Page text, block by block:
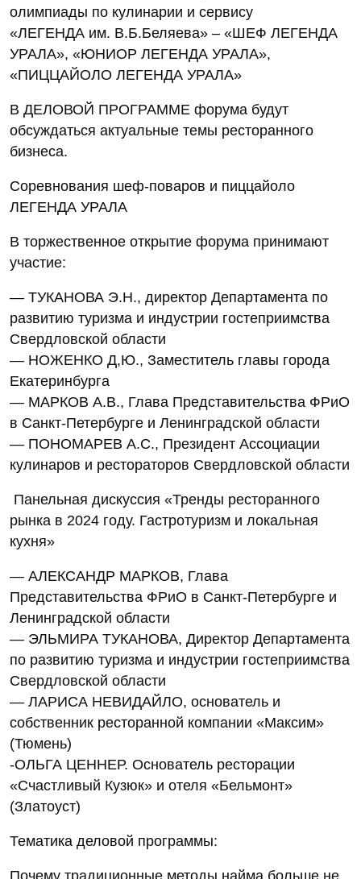
олимпиады по кулинарии и сервису
«ЛЕГЕНДА им. В.Б.Беляева» – «ШЕФ ЛЕГЕНДА
УРАЛА», «ЮНИОР ЛЕГЕНДА УРАЛА»,
«ПИЦЦАЙОЛО ЛЕГЕНДА УРАЛА»
В ДЕЛОВОЙ ПРОГРАММЕ форума будут
обсуждаться актуальные темы ресторанного
бизнеса.
Соревнования шеф-поваров и пиццайоло
ЛЕГЕНДА УРАЛА
В торжественное открытие форума принимают
участие:
— ТУКАНОВА Э.Н., директор Департамента по
развитию туризма и индустрии гостеприимства
Свердловской области
— НОЖЕНКО Д,Ю., Заместитель главы города
Екатеринбурга
— МАРКОВ А.В., Глава Представительства ФРиО
в Санкт-Петербурге и Ленинградской области
— ПОНОМАРЕВ А.С., Президент Ассоциации
кулинаров и рестораторов Свердловской области
Панельная дискуссия «Тренды ресторанного
рынка в 2024 году. Гастротуризм и локальная
кухня»
— АЛЕКСАНДР МАРКОВ, Глава
Представительства ФРиО в Санкт-Петербурге и
Ленинградской области
— ЭЛЬМИРА ТУКАНОВА, Директор Департамента
по развитию туризма и индустрии гостеприимства
Свердловской области
— ЛАРИСА НЕВИДАЙЛО, основатель и
собственник ресторанной компании «Максим»
(Тюмень)
-ОЛЬГА ЦЕННЕР. Основатель ресторации
«Счастливый Кузюк» и отеля «Бельмонт»
(Златоуст)
Тематика деловой программы:
Почему традиционные методы найма больше не